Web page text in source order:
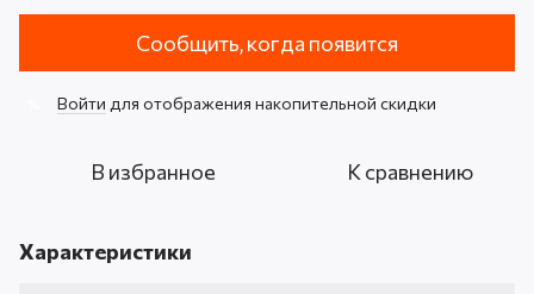
Сообщить, когда появится
Войти для отображения накопительной скидки
В избранное К сравнению
Характеристики